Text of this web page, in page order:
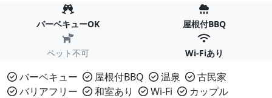
バーベキューOK 屋根付BBQ
ペット不可 Wi-Fiあり
バーベキュー 屋根付BBQ 温泉
古民家
バリアフリー
和室あり Wi-Fi
カップル